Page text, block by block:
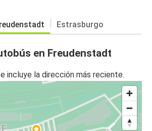
Estrasburgo
en Freudenstadt
incluye la dirección más reciente.